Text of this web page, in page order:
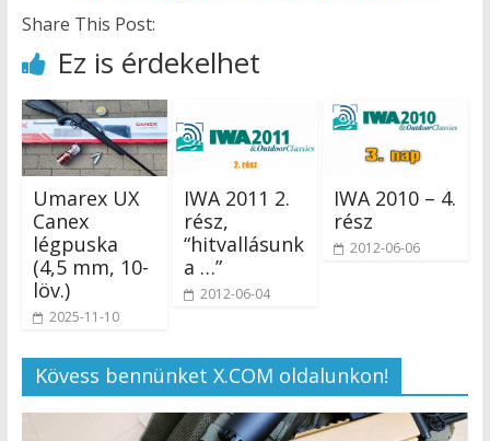
Share This Post:
Ez is érdekelhet
Umarex UX
Canex
légpuska
(4,5 mm, 10-
löv.)
2025-11-10
IWA 2011 2.
rész,
“hitvallásunk
a …”
2012-06-04
IWA 2010 – 4.
rész
2012-06-06
Kövess bennünket X.COM oldalunkon!